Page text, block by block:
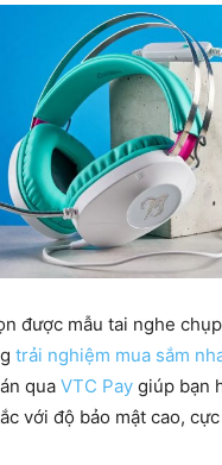
được mẫu tai nghe
trải nghiệm mua sắm
qua VTC Pay giúp bạn
với độ bảo mật cao,